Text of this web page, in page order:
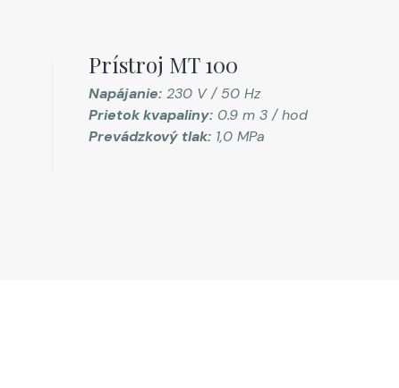
Prístroj MT 100
Napájanie:230 V / 50 Hz
Prietok kvapaliny:0.9 m 3 / hod
Prevádzkový tlak:1,0 MPa